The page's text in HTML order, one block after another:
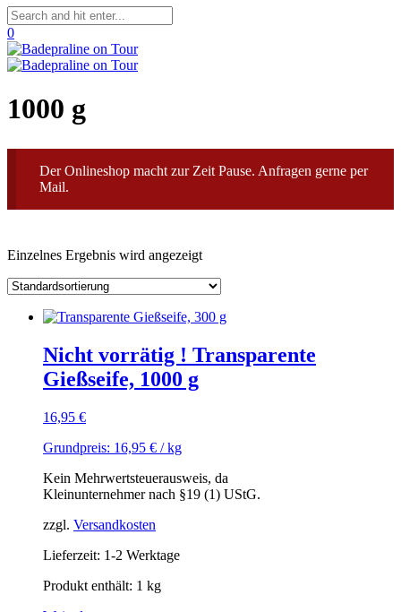
0
1000 g
Der Onlineshop macht zur Zeit Pause. Anfragen gerne per
Mail.
Einzelnes Ergebnis wird angezeigt
Nicht vorrätig ! Transparente
Gießseife, 1000 g
16,95 €
Grundpreis: 16,95 € /kg
Kein Mehrwertsteuerausweis, da
Kleinunternehmer nach §19 (1) UStG.
zzgl. Versandkosten
Lieferzeit: 1-2 Werktage
Produkt enthält: 1 kg